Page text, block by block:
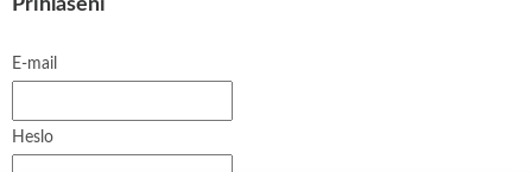
Přihlášení
E-mail
Heslo